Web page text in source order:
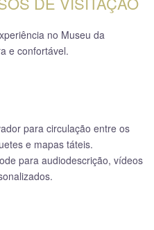
no Museu da
e confortável.
para circulação entre os
e mapas táteis.
para audiodescrição, vídeos